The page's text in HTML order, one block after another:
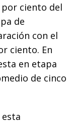
por ciento del
de
con el
ciento. En
en etapa
de cinco